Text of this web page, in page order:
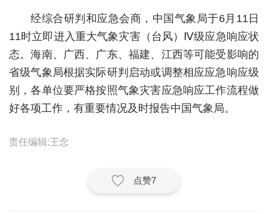
极客圈
经济
城建
科教
健康
悠游
经综合研判和应急会商，中国气象局于6月11日
11时立即进入重大气象灾害（台风）Ⅳ级应急响应状
态。海南、广西、广东、福建、江西等可能受影响的
省级气象局根据实际研判启动或调整相应应急响应级
别，各单位要严格按照气象灾害应急响应工作流程做
好各项工作，有重要情况及时报告中国气象局。
责任编辑:王念
点赞7